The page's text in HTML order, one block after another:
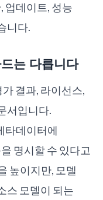
업데이트, 성능
니다.
는 다릅니다
결과, 라이선스,
서입니다.
타데이터에
명시할 수 있다고
높이지만, 모델
스 모델이 되는